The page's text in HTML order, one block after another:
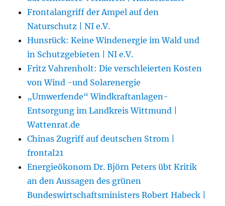
Frontalangriff der Ampel auf den
Naturschutz | NI e.V.
Hunsrück: Keine Windenergie im Wald und
in Schutzgebieten | NI e.V.
Fritz Vahrenholt: Die verschleierten Kosten
von Wind -und Solarenergie
„Umwerfende“ Windkraftanlagen-
Entsorgung im Landkreis Wittmund |
Wattenrat.de
Chinas Zugriff auf deutschen Strom |
frontal21
Energieökonom Dr. Björn Peters übt Kritik
an den Aussagen des grünen
Bundeswirtschaftsministers Robert Habeck |